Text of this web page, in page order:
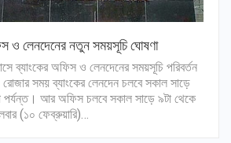
ও লেনদেনের নতুন সময়সূচি ঘোষণা
ব্যাংকের অফিস ও লেনদেনের সময়সূচি পরিবর্তন
রোজার সময় ব্যাংকের লেনদেন চলবে সকাল সাড়ে
পর্যন্ত। আর অফিস চলবে সকাল সাড়ে ৯টা থেকে
(১০ ফেব্রুয়ারি)…